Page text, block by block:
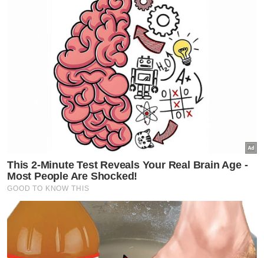
Kerajaan Negeri Kelantan.
Mengulas lanjut, Mujahid berkata, terdapat
pihak tertentu menjadikan isu tersebut
sebagai bahan politik dan tiada bantahan
yang dibuat, termasuk daripada wakil
Perikatan Nasional (PN).
Ujarnya, jika perkara itu terus dipolitikkan, ia
akan membawa umat Islam kepada kancah
pertikaian undang-undang syariah sedia ada.
Artikel Berkaitan:
Kerajaan Kelantan jihad pertahan Enakmen Syariah
PN anjur siri demo bantah petisyen cabar enakmen
syariah
Terengganu sedia main peranan kes cabar undang-
undang syariah Kelantan